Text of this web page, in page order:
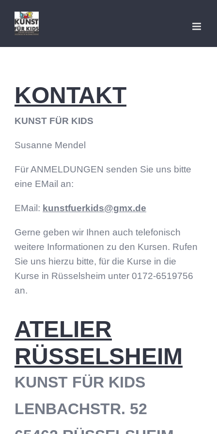
Inhalt
springen
KONTAKT
KUNST FÜR KIDS
Susanne Mendel
Für ANMELDUNGEN senden Sie uns bitte
eine EMail an:
EMail: kunstfuerkids@gmx.de
Gerne geben wir Ihnen auch telefonisch
weitere Informationen zu den Kursen. Rufen
Sie uns hierzu bitte, für die Kurse in die
Kurse in Rüsselsheim unter 0172-6519756
an.
ATELIER
RÜSSELSHEIM
KUNST FÜR KIDS
LENBACHSTR. 52